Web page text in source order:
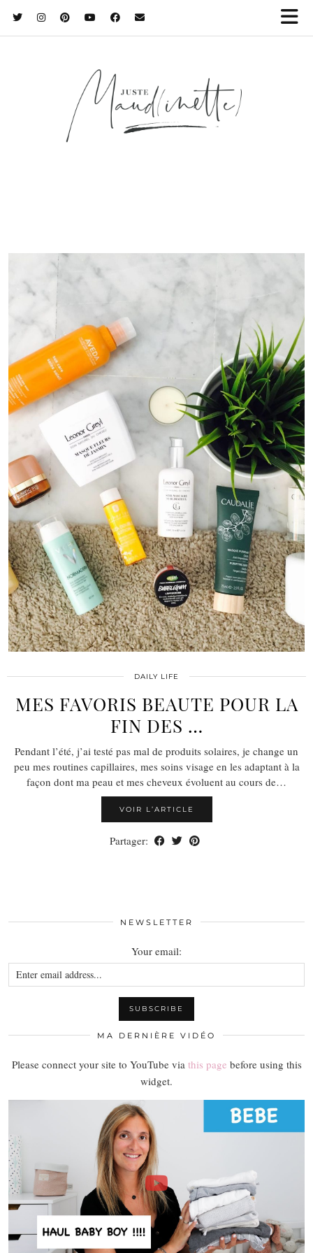
DAILY LIFE
MES FAVORIS BEAUTE POUR LA
FIN DES …
Pendant l’été, j’ai testé pas mal de produits solaires, je change un
peu mes routines capillaires, mes soins visage en les adaptant à la
façon dont ma peau et mes cheveux évoluent au cours de…
VOIR L’ARTICLE
Partager:
NEWSLETTER
Your email:
MA DERNIÈRE VIDÉO
Please connect your site to YouTube via this page before using this
widget.